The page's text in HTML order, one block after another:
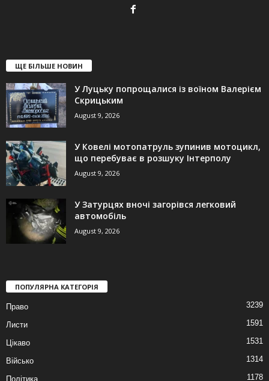
ЩЕ БІЛЬШЕ НОВИН
У Луцьку попрощалися із воїном Валерієм
Скрицьким
August 9, 2026
У Ковелі мотопатруль зупинив мотоцикл,
що перебуває в розшуку Інтерполу
August 9, 2026
У Затурцях вночі загорівся легковий
автомобіль
August 9, 2026
ПОПУЛЯРНА КАТЕГОРІЯ
Право 3239
Листи 1591
Цікаво 1531
Військо 1314
Політика 1178